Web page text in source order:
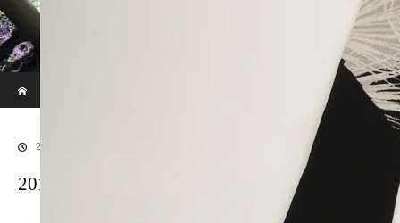
2017.06.30
20170529SAMURAI-205